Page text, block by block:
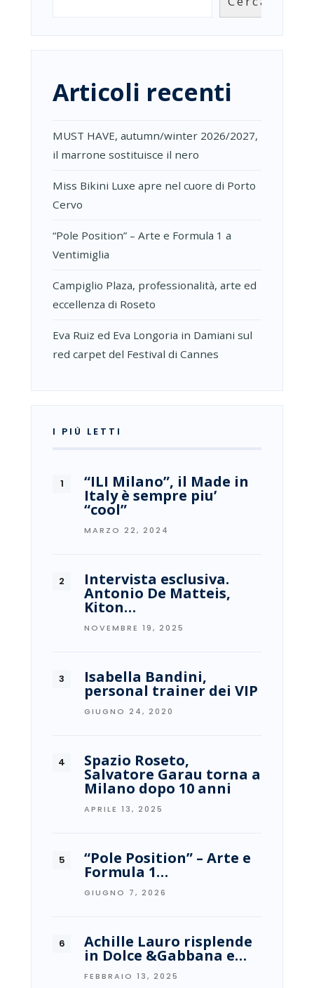
Articoli recenti
MUST HAVE, autumn/winter 2026/2027,
il marrone sostituisce il nero
Miss Bikini Luxe apre nel cuore di Porto
Cervo
“Pole Position” – Arte e Formula 1 a
Ventimiglia
Campiglio Plaza, professionalità, arte ed
eccellenza di Roseto
Eva Ruiz ed Eva Longoria in Damiani sul
red carpet del Festival di Cannes
I PIÙ LETTI
“ILI Milano”, il Made in
Italy è sempre piu’
“cool”
MARZO 22, 2024
Intervista esclusiva.
Antonio De Matteis,
Kiton…
NOVEMBRE 19, 2025
Isabella Bandini,
personal trainer dei VIP
GIUGNO 24, 2020
Spazio Roseto,
Salvatore Garau torna a
Milano dopo 10 anni
APRILE 13, 2025
“Pole Position” – Arte e
Formula 1…
GIUGNO 7, 2026
Achille Lauro risplende
in Dolce &Gabbana e…
FEBBRAIO 13, 2025